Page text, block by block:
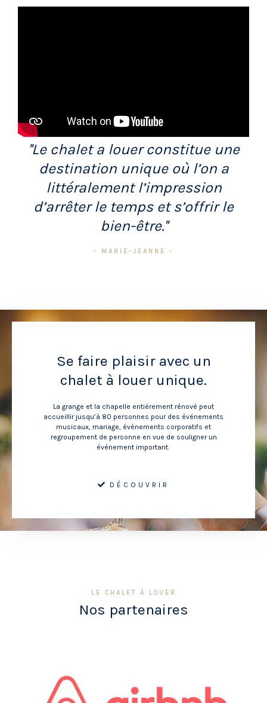
''Le chalet a louer constitue une
destination unique où l’on a
littéralement l’impression
d’arrêter le temps et s’offrir le
bien-être.''
- MARIE-JEANNE -
Se faire plaisir avec un
chalet à louer unique.
La grange et la chapelle entièrement rénové peut
accueillir jusqu’à 80 personnes pour des événements
musicaux, mariage, événements corporatifs et
regroupement de personne en vue de souligner un
événement important.
DÉCOUVRIR
LE CHALET À LOUER
Nos partenaires